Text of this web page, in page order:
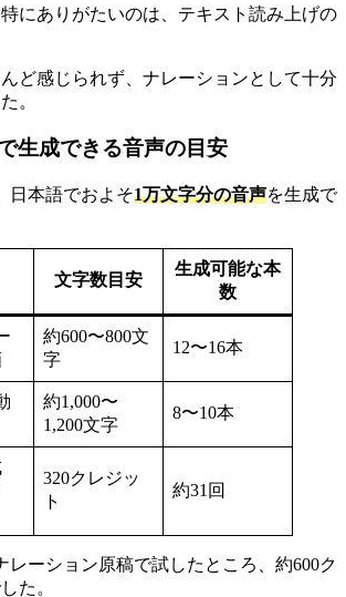
にありがたいのは、テキスト読み上げの
ど感じられず、ナレーションとして十分
。
生成できる音声の目安
日本語でおよそ1万文字分の音声を生成で
文字数目安
生成可能な本
数
約600〜800文
字
12〜16本
約1,000〜
1,200文字
8〜10本
320クレジッ
ト
約31回
レーション原稿で試したところ、約600ク
た。